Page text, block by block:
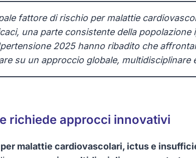
fattore di rischio per malattie
una parte consistente della
2025 hanno ribadito che
su un approccio globale, multidisciplinare
richiede approcci innovativi
malattie cardiovascolari, ictus e